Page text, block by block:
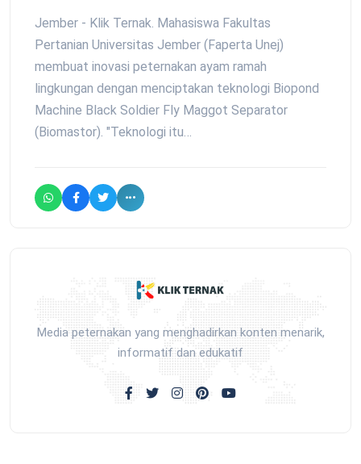
Jember - Klik Ternak. Mahasiswa Fakultas
Pertanian Universitas Jember (Faperta Unej)
membuat inovasi peternakan ayam ramah
lingkungan dengan menciptakan teknologi Biopond
Machine Black Soldier Fly Maggot Separator
(Biomastor). "Teknologi itu…
Media peternakan yang menghadirkan konten menarik,
informatif dan edukatif